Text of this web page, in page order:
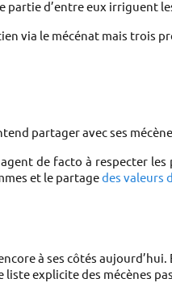
partie d’entre eux irriguent
partager avec ses
de facto à respecter
et le partage des valeurs
à ses côtés
explicite des mécènes